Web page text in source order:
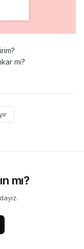
mı?
mı?